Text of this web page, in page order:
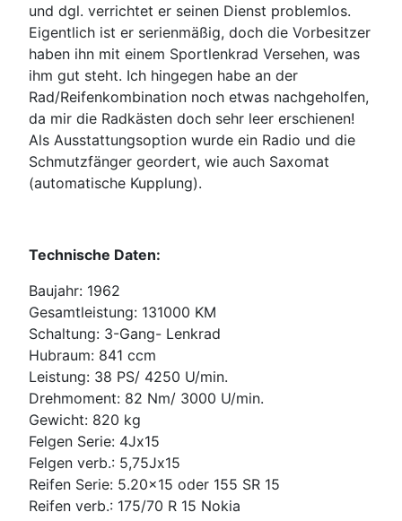
und dgl. verrichtet er seinen Dienst problemlos.
Eigentlich ist er serienmäßig, doch die Vorbesitzer
haben ihn mit einem Sportlenkrad Versehen, was
ihm gut steht. Ich hingegen habe an der
Rad/Reifenkombination noch etwas nachgeholfen,
da mir die Radkästen doch sehr leer erschienen!
Als Ausstattungsoption wurde ein Radio und die
Schmutzfänger geordert, wie auch Saxomat
(automatische Kupplung).
Technische Daten:
Baujahr: 1962
Gesamtleistung: 131000 KM
Schaltung: 3-Gang- Lenkrad
Hubraum: 841 ccm
Leistung: 38 PS/ 4250 U/min.
Drehmoment: 82 Nm/ 3000 U/min.
Gewicht: 820 kg
Felgen Serie: 4Jx15
Felgen verb.: 5,75Jx15
Reifen Serie: 5.20×15 oder 155 SR 15
Reifen verb.: 175/70 R 15 Nokia